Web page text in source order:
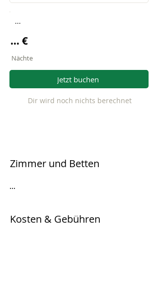
...
... €
Nächte
Jetzt buchen
Dir wird noch nichts berechnet
Zimmer und Betten
...
Kosten & Gebühren